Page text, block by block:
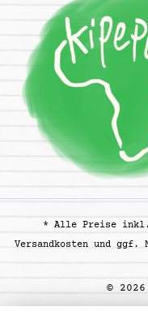
* Alle Preise inkl.
Versandkostenund ggf.
©